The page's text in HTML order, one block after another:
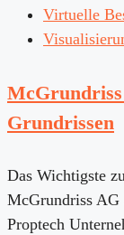
Virtuelle
Grundrissen
Das Wichtigste
McGrundriss
Proptech